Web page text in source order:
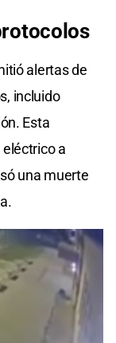
alertas de
incluido
Esta
a
una muerte